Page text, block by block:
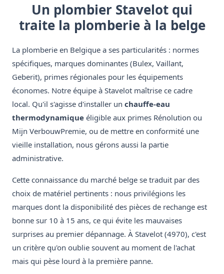
Un plombier Stavelot qui
traite la plomberie à la belge
La plomberie en Belgique a ses particularités : normes
spécifiques, marques dominantes (Bulex, Vaillant,
Geberit), primes régionales pour les équipements
économes. Notre équipe à Stavelot maîtrise ce cadre
local. Qu'il s'agisse d'installer un chauffe-eau
thermodynamique éligible aux primes Rénolution ou
Mijn VerbouwPremie, ou de mettre en conformité une
vieille installation, nous gérons aussi la partie
administrative.
Cette connaissance du marché belge se traduit par des
choix de matériel pertinents : nous privilégions les
marques dont la disponibilité des pièces de rechange est
bonne sur 10 à 15 ans, ce qui évite les mauvaises
surprises au premier dépannage. À Stavelot (4970), c'est
un critère qu'on oublie souvent au moment de l'achat
mais qui pèse lourd à la première panne.